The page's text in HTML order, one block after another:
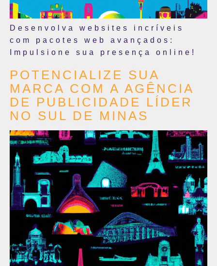
Desenvolva websites incríveis
com pacotes web avançados:
Impulsione sua presença online!
POTENCIALIZE SUA
MARCA COM A AGÊNCIA
DE PUBLICIDADE LÍDER
NO SUL DE MINAS